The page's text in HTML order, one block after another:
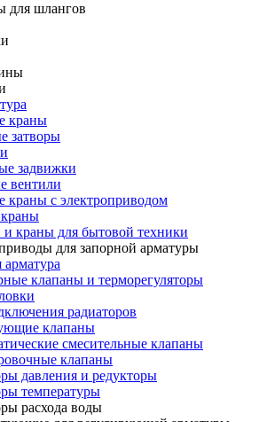
для шлангов
краны
затворы
задвижки
вентили
краны с электроприводом
краны для бытовой техники
для запорной арматуры
клапаны и терморегуляторы
радиаторов
клапаны
смесительные клапаны
клапаны
давления и редукторы
температуры
расхода воды